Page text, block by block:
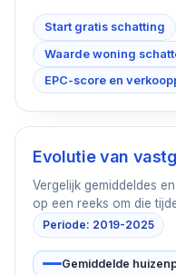
Start gratis schatting
Waarde woning
EPC-score en
Evolutie van
Vergelijk gemiddeldes
op een reeks om die
Periode: 2019-2025
Gemiddelde